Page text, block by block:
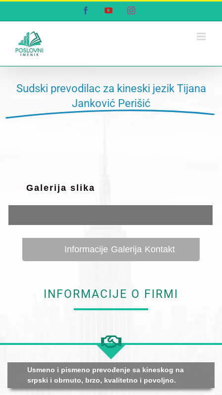
FacebookYouTubeInstagram
Sudski prevodilac za kineski jezik Tijana
Janković Perišić
Galerija slika
Informacije Galerija Kontakt
INFORMACIJE O FIRMI
Usmeno i pismeno prevođenje sa kineskog na
srpski i obrnuto, brzo, kvalitetno i povoljno.